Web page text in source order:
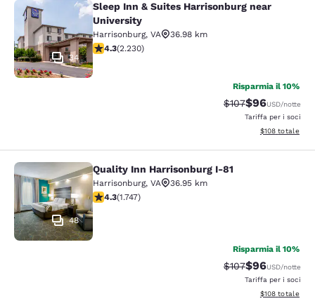
Sleep Inn & Suites Harrisonburg
34
Sleep Inn & Suites Harrisonburg near
University
Harrisonburg, VA
36.98 km
Valutazione di 4.28 stelle. Ottimo. 2230 recensioni
4.3(2.230)
Risparmia il 10%
Tariffa di
$107Tariffa
$96USD/notte
Tariffa per i soci
Visualizza i
$108 totale
Quality Inn Harrisonburg I-81
48
Quality Inn Harrisonburg I-81
Harrisonburg, VA
36.95 km
Valutazione di 4.27 stelle. Ottimo. 1747 recensioni
4.3(1.747)
Risparmia il 10%
Tariffa di
$107Tariffa
$96USD/notte
Tariffa per i soci
Visualizza i
$108 totale